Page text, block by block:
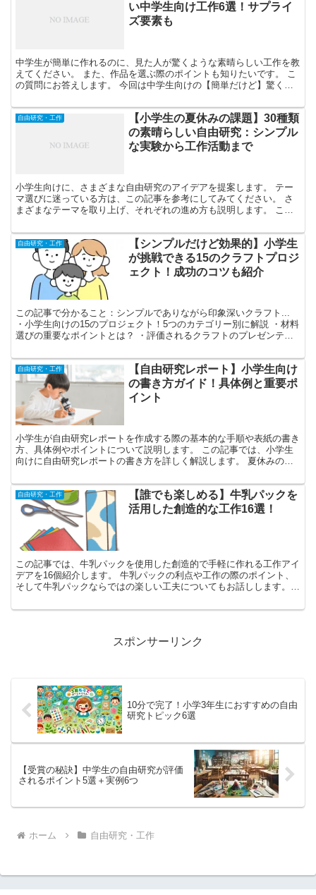
い中学生向け工作6選！サプライ
ズ要素も
中学生が簡単に作れるのに、見た人が驚くような素晴らしい工作を教
えてください。 また、作品を選ぶ際のポイントも知りたいです。 こ
の質問にお答えします。 今回は中学生向けの【簡単だけど】驚くほ
自由研究・工作
【小学生の夏休みの課題】30種類
の素晴らしい自由研究：シンプル
な実験から工作活動まで
小学生向けに、さまざまな自由研究のアイデアを提案します。 テー
マ選びに迷っている方は、この記事を参考にしてみてください。 さ
まざまなテーマを取り上げ、それぞれの進め方も説明します。 この
自由研究・工作
【シンプルだけど効果的】小学生
が挑戦できる15のクラフトプロジ
ェクト！成功のコツも紹介
この記事で分かること：シンプルでありながら印象深いクラフト...
・小学生向けの15のプロジェクト！5つのカテゴリー別に解説 ・材料
選びの重要なポイントとは？ ・評価されるクラフトのプレゼンテー
自由研究・工作
【自由研究レポート】小学生向け
の書き方ガイド！具体例と重要ポ
イント
小学生が自由研究レポートを作成する際の基本的な手順や表紙の書き
方、具体例やポイントについて説明します。 この記事では、小学生
向けに自由研究レポートの書き方を詳しく解説します。 夏休みの宿
自由研究・工作
【誰でも楽しめる】牛乳パックを
活用した創造的な工作16選！
この記事では、牛乳パックを使用した創造的で手軽に作れる工作アイ
デアを16個紹介します。 牛乳パックの利点や工作の際のポイント、
そして牛乳パックならではの楽しい工夫についてもお話しします。
スポンサーリンク
10分で完了！小学3年生におすすめの自由
研究トピック6選
【受賞の秘訣】中学生の自由研究が評価
されるポイント5選＋実例6つ
ホーム 自由研究・工作